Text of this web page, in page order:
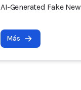
AI-Generated Fake
Más